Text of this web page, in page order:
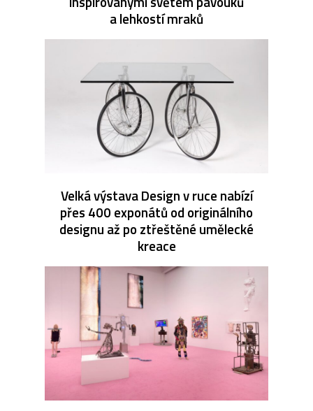
a lehkostí mraků
Velká výstava Design v ruce nabízí
přes 400 exponátů od originálního
designu až po ztřeštěné umělecké
kreace